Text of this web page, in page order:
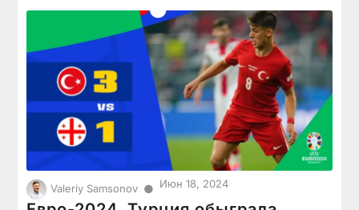
Valeriy Samsonov ● Июн 18, 2024